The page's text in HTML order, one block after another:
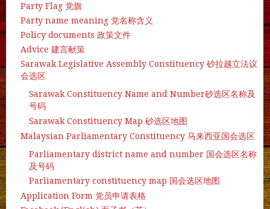
Party Flag 党旗
Party name meaning 党名称含义
Policy documents 政策文件
Advice 建言献策
Sarawak Legislative Assembly Constituency 砂拉越立法议
会选区
Sarawak Constituency Name and Number砂选区名称及
号码
Sarawak Constituency Map 砂选区地图
Malaysian Parliamentary Constituency 马来西亚国会选区
Parliamentary district name and number 国会选区名称
及号码
Parliamentary constituency map 国会选区地图
Application Form 党员申请表格